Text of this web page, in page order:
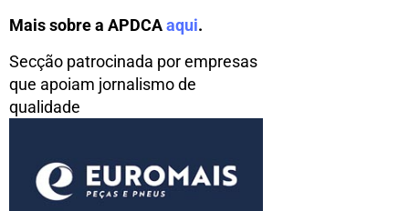
Mais sobre a APDCAaqui.
Secção patrocinada por empresas
que apoiam jornalismo de
qualidade